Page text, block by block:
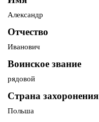
Александр
Отчество
Иванович
Воинское звание
рядовой
Страна захоронения
Польша